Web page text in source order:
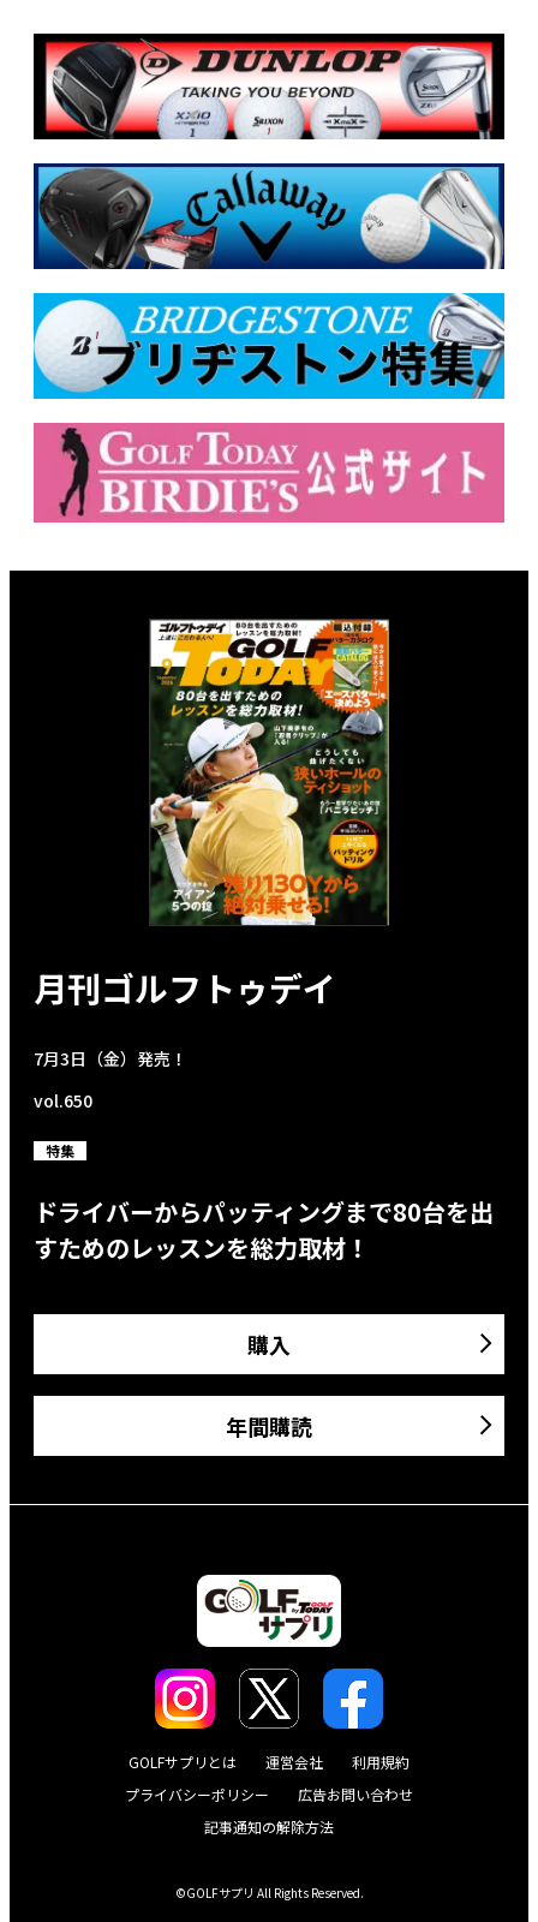
月刊ゴルフトゥデイ
7月3日（金）発売！
vol.650
特集
ドライバーからパッティングまで80台を出
すためのレッスンを総力取材！
購入
年間購読
GOLFサプリとは 運営会社
利用規約
プライバシーポリシー
広告お問い合わせ
記事通知の解除方法
©GOLFサプリ All Rights Reserved.